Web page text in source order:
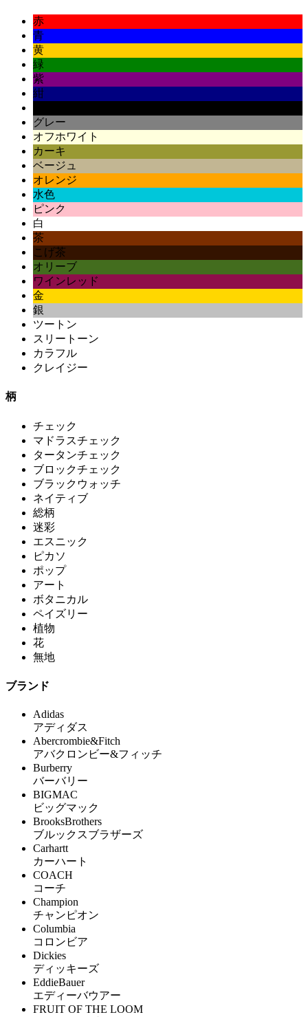
赤
青
黄
緑
紫
紺
グレー
オフホワイト
カーキ
ベージュ
オレンジ
水色
ピンク
白
茶
こげ茶
オリーブ
ワインレッド
金
銀
ツートン
スリートーン
カラフル
クレイジー
柄
チェック
マドラスチェック
タータンチェック
ブロックチェック
ブラックウォッチ
ネイティブ
総柄
迷彩
エスニック
ピカソ
ポップ
アート
ボタニカル
ペイズリー
植物
花
無地
ブランド
Adidas
アディダス
Abercrombie&Fitch
アバクロンビー&フィッチ
Burberry
バーバリー
BIGMAC
ビッグマック
BrooksBrothers
ブルックスブラザーズ
Carhartt
カーハート
COACH
コーチ
Champion
チャンピオン
Columbia
コロンビア
Dickies
ディッキーズ
EddieBauer
エディーバウアー
FRUIT OF THE LOOM